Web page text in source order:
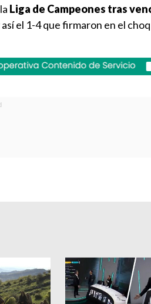
Liga de Campeones tras
el 1-4 que firmaron en el